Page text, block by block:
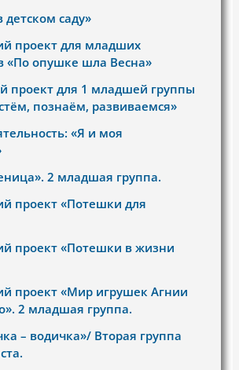
детском саду»
проект для младших
«По опушке шла Весна»
проект для 1 младшей группы
познаём, развиваемся»
«Я и моя
2 младшая группа.
проект «Потешки для
проект «Потешки в жизни
проект «Мир игрушек Агнии
2 младшая группа.
– водичка»/ Вторая группа